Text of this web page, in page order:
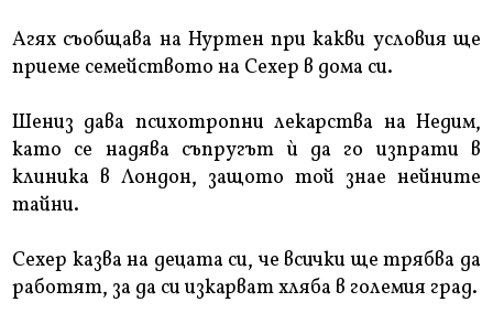
Агях съобщава на Нуртен при какви условия ще
приеме семейството на Сехер в дома си.
Шениз дава психотропни лекарства на Недим,
като се надява съпругът ѝ да го изпрати в
клиника в Лондон, защото той знае нейните
тайни.
Сехер казва на децата си, че всички ще трябва да
работят, за да си изкарват хляба в големия град.